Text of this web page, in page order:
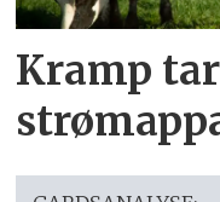
Kramp